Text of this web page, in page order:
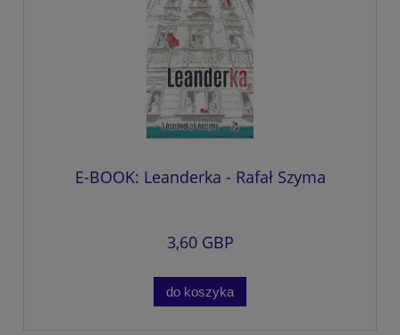
E-BOOK: Leanderka - Rafał Szyma
3,60 GBP
do koszyka